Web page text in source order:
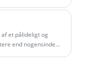
​​et pålideligt og
end nogensinde